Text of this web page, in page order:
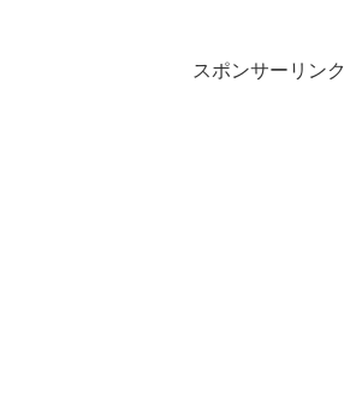
スポンサーリンク